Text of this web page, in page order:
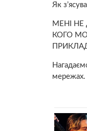
Як
МЕНІ
КОГО
мережах.